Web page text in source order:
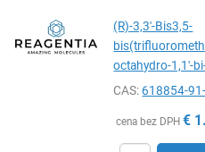
(R)-3,3'-Bis3,5-
octahydro-1,1'-
CAS:618854-
cena bez DPH €